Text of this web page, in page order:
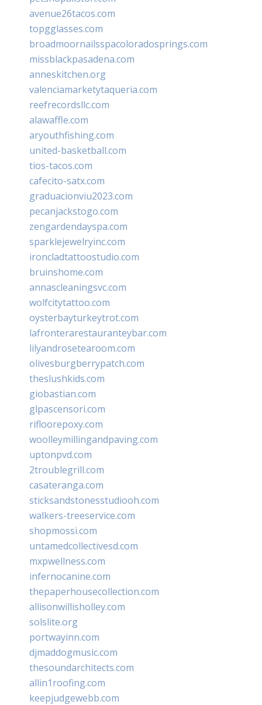
avenue26tacos.com
topgglasses.com
broadmoornailsspacoloradosprings.com
missblackpasadena.com
anneskitchen.org
valenciamarketytaqueria.com
reefrecordsllc.com
alawaffle.com
aryouthfishing.com
united-basketball.com
tios-tacos.com
cafecito-satx.com
graduacionviu2023.com
pecanjackstogo.com
zengardendayspa.com
sparklejewelryinc.com
ironcladtattoostudio.com
bruinshome.com
annascleaningsvc.com
wolfcitytattoo.com
oysterbayturkeytrot.com
lafronterarestauranteybar.com
lilyandrosetearoom.com
olivesburgberrypatch.com
theslushkids.com
giobastian.com
glpascensori.com
rifloorepoxy.com
woolleymillingandpaving.com
uptonpvd.com
2troublegrill.com
casateranga.com
sticksandstonesstudiooh.com
walkers-treeservice.com
shopmossi.com
untamedcollectivesd.com
mxpwellness.com
infernocanine.com
thepaperhousecollection.com
allisonwillisholley.com
solslite.org
portwayinn.com
djmaddogmusic.com
thesoundarchitects.com
allin1roofing.com
keepjudgewebb.com